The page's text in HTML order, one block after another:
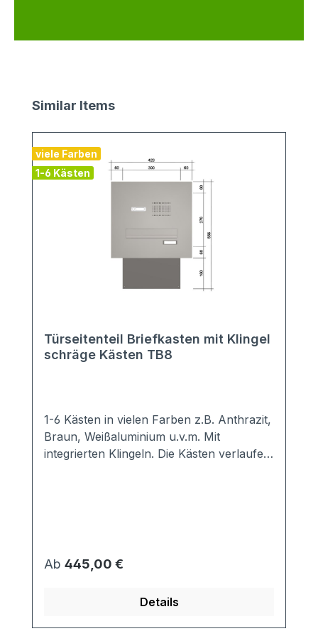
Produktgalerie überspringen
Similar Items
viele Farben
1-6 Kästen
Türseitenteil Briefkasten mit Klingel
schräge Kästen TB8
1-6 Kästen in vielen Farben z.B. Anthrazit,
Braun, Weißaluminium u.v.m. Mit
integrierten Klingeln. Die Kästen verlaufen
Die Frontplatte ist thermisch getrennt, so
dass keine Kältebrücken entstehen
beträgt 60mm. Auf Anfrage kann dieser
aber auch vergrößert werden.
Regulärer Preis:
Ab 445,00 €
Details